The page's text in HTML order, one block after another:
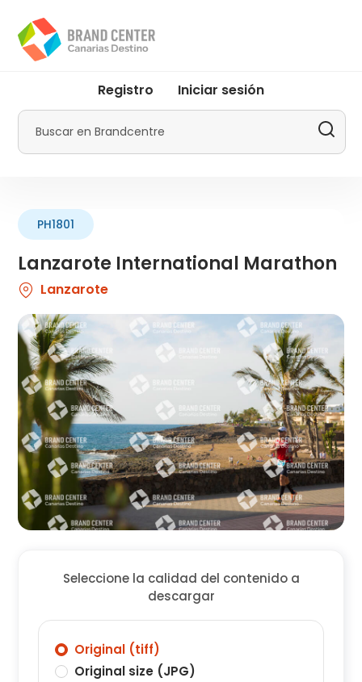
contenido
principal
menu
Promotur
Registro Iniciar sesión
Buscar
Lanzarote International Marathon
PH1801
Lanzarote
Seleccione la calidad del contenido a
descargar
Original (tiff)
Original size (JPG)